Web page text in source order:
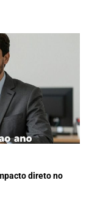
direto no